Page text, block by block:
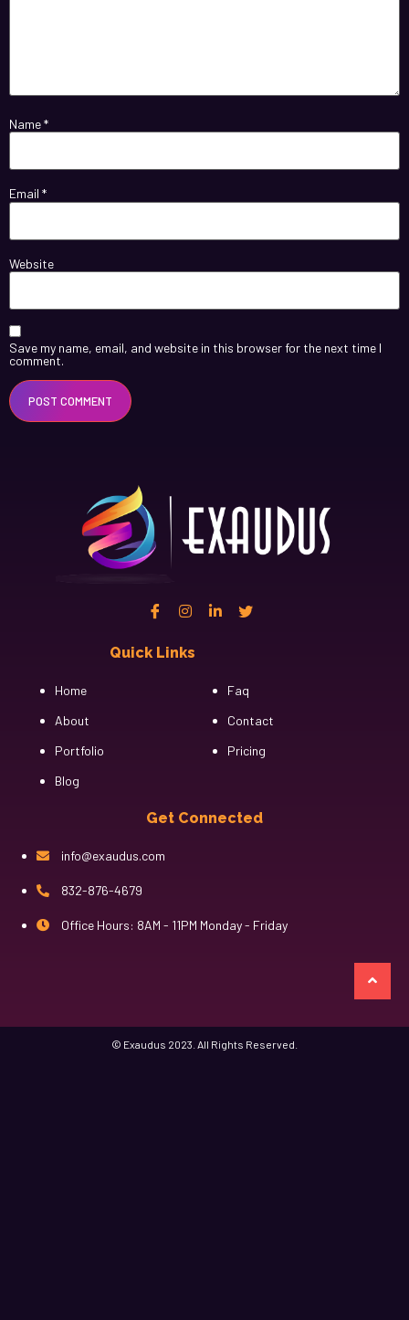
Name*
Email *
Website
Save my name, email, and website in this browser for the next time I
comment.
Quick Links
Home
About
Portfolio
Blog
Faq
Contact
Pricing
Get Connected
info@exaudus.com
832-876-4679
Office Hours: 8AM - 11PM Monday - Friday
© Exaudus 2023. All Rights Reserved.